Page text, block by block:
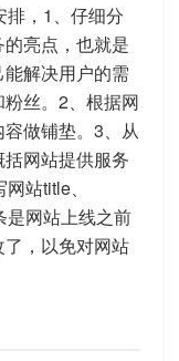
排，1、仔细分
亮点，也就是
解决用户的需
丝。2、根据网
做铺垫。3、从
网站提供服务
站title、
是网站上线之前
，以免对网站